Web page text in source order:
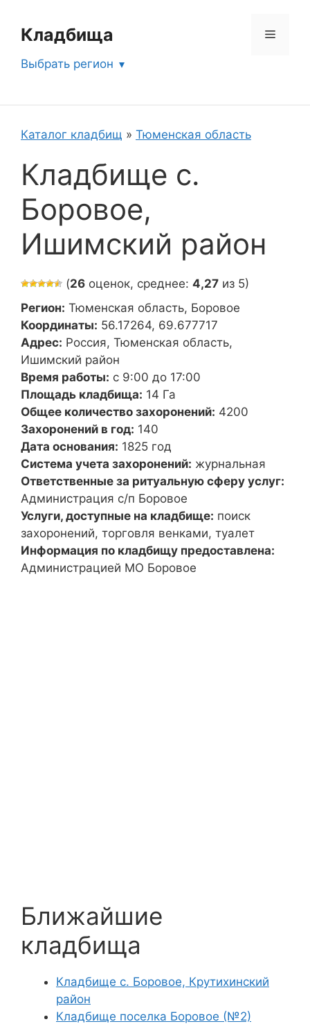
содержимому
Кладбища Меню
Выбрать регион
Каталог кладбищ » Тюменская область
Кладбище с.
Боровое,
Ишимский район
(26 оценок, среднее: 4,27 из 5)
Регион: Тюменская область, Боровое
Координаты: 56.17264, 69.677717
Адрес: Россия, Тюменская область,
Ишимский район
Время работы: с 9:00 до 17:00
Площадь кладбища: 14 Га
Общее количество захоронений: 4200
Захоронений в год: 140
Дата основания: 1825 год
Система учета захоронений: журнальная
Ответственные за ритуальную сферу услуг:
Администрация с/п Боровое
Услуги, доступные на кладбище: поиск
захоронений, торговля венками, туалет
Информация по кладбищу предоставлена:
Администрацией МО Боровое
Ближайшие
кладбища
Кладбище с. Боровое, Крутихинский
район
Кладбище поселка Боровое (№2)